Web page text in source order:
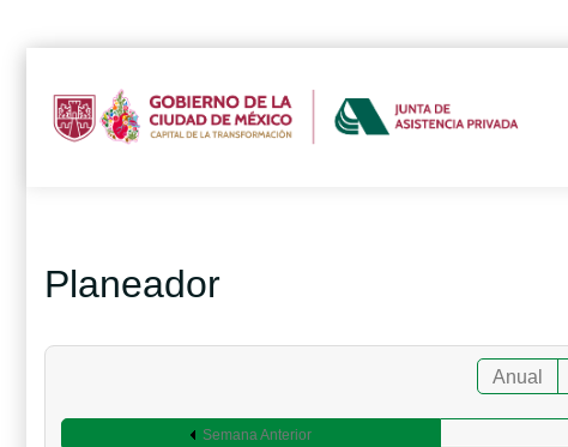
Planeador
Anual
Semana Anterior